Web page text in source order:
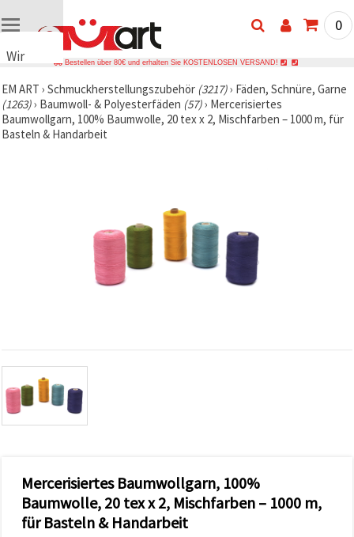
Wir
Cookies
🍪 Wir
verwenden
Cookies
Datenverkehr
zu
analysieren
sowie
relevantere
Inhalte und
Werbung
unserer
Partner für
Analyse
und
Marketing.
0
Bestellen über 80€ und erhalten Sie KOSTENLOSEN VERSAND!
EM ART › Schmuckherstellungszubehör (3217)› Fäden, Schnüre, Garne
(1263)› Baumwoll- & Polyesterfäden (57)› Mercerisiertes
Baumwollgarn, 100% Baumwolle, 20 tex x 2, Mischfarben – 1000 m, für
Basteln & Handarbeit
Mercerisiertes Baumwollgarn, 100%
Baumwolle, 20 tex x 2, Mischfarben – 1000 m,
für Basteln & Handarbeit